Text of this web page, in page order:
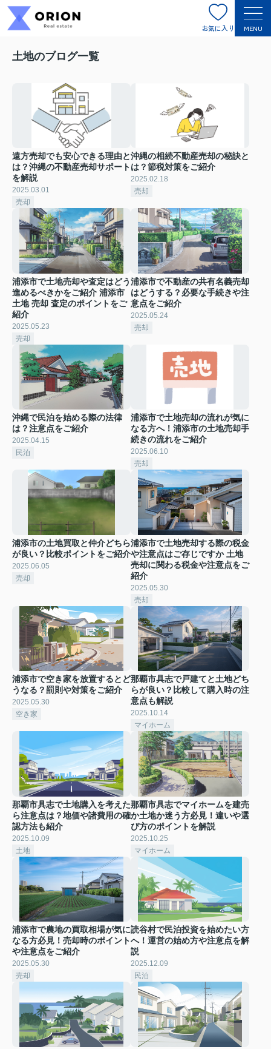
お気に入り MENU
土地のブログ一覧
遠方売却でも安心できる理由と
は？沖縄の不動産売却サポート
を解説
2025.03.01
売却
沖縄の相続不動産売却の秘訣と
は？節税対策をご紹介
2025.02.18
売却
浦添市で土地売却や査定はどう
進めるべきかをご紹介 浦添市
土地 売却 査定のポイントをご
紹介
2025.05.23
売却
浦添市で不動産の共有名義売却
はどうする？必要な手続きや注
意点をご紹介
2025.05.24
売却
沖縄で民泊を始める際の法律
は？注意点をご紹介
2025.04.15
民泊
浦添市で土地売却の流れが気に
なる方へ！浦添市の土地売却手
続きの流れをご紹介
2025.06.10
売却
浦添市の土地買取と仲介どちら
が良い？比較ポイントをご紹介
2025.06.05
売却
浦添市で土地売却する際の税金
や注意点はご存じですか 土地
売却に関わる税金や注意点をご
紹介
2025.05.30
売却
浦添市で空き家を放置するとど
うなる？罰則や対策をご紹介
2025.05.30
空き家
那覇市具志で戸建てと土地どち
らが良い？比較して購入時の注
意点も解説
2025.10.14
マイホーム
那覇市具志で土地購入を考えた
ら注意点は？地価や諸費用の確
認方法も紹介
2025.10.09
土地
那覇市具志でマイホームを建売
か土地か迷う方必見！違いや選
び方のポイントを解説
2025.10.25
マイホーム
浦添市で農地の買取相場が気に
なる方必見！売却時のポイント
や注意点をご紹介
2025.05.30
売却
読谷村で民泊投資を始めたい方
へ！運営の始め方や注意点を解
説
2025.12.09
民泊